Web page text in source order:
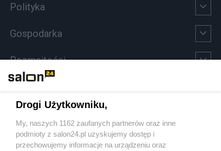
Polityka
Gospodarka
Rozmaitości
Sport
Społeczeństwo
Drogi Użytkowniku,
My, naszych 1162 zaufanych partnerów oraz inne
podmioty z salon24.pl uzyskujemy dostęp i
przechowujemy informacje na urządzeniu oraz